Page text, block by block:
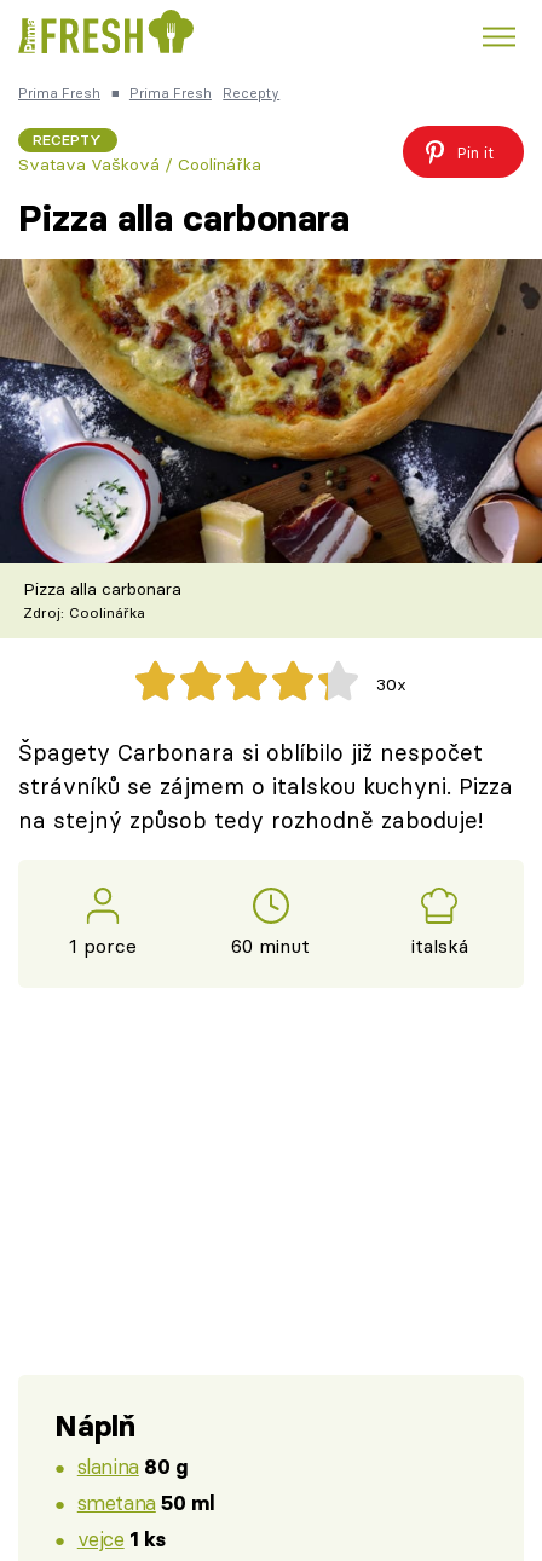
Česká kuchyně Čokoláda
Témata
Recepty
Články
TV Program
Škola vaření
Recepty z TV
Speciál: Cuketa
Těhotnej kuchař
Sledujte prima+
Prima Fresh ■ Prima Fresh Recepty
RECEPTY
Svatava Vašková / Coolinářka
Pin it
Pizza alla carbonara
Pizza alla carbonara
Zdroj: Coolinářka
30x
Špagety Carbonara si oblíbilo již nespočet
strávníků se zájmem o italskou kuchyni. Pizza
na stejný způsob tedy rozhodně zaboduje!
1 porce 60 minut italská
Náplň
slanina 80 g
smetana 50 ml
vejce 1 ks